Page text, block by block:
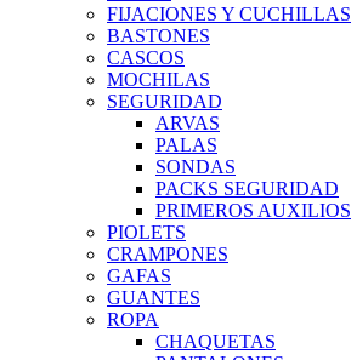
FIJACIONES Y CUCHILLAS
BASTONES
CASCOS
MOCHILAS
SEGURIDAD
ARVAS
PALAS
SONDAS
PACKS SEGURIDAD
PRIMEROS AUXILIOS
PIOLETS
CRAMPONES
GAFAS
GUANTES
ROPA
CHAQUETAS